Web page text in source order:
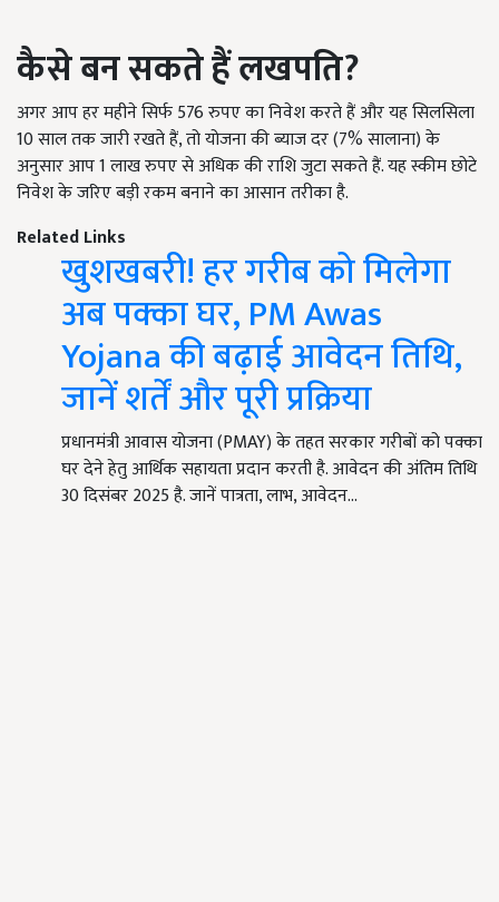
कैसे बन सकते हैं लखपति?
अगर आप हर महीने सिर्फ 576 रुपए का निवेश करते हैं और यह सिलसिला
10 साल तक जारी रखते हैं, तो योजना की ब्याज दर (7% सालाना) के
अनुसार आप 1 लाख रुपए से अधिक की राशि जुटा सकते हैं. यह स्कीम छोटे
निवेश के जरिए बड़ी रकम बनाने का आसान तरीका है.
Related Links
खुशखबरी! हर गरीब को मिलेगा
अब पक्का घर, PM Awas
Yojana की बढ़ाई आवेदन तिथि,
जानें शर्तें और पूरी प्रक्रिया
प्रधानमंत्री आवास योजना (PMAY) के तहत सरकार गरीबों को पक्का
घर देने हेतु आर्थिक सहायता प्रदान करती है. आवेदन की अंतिम तिथि
30 दिसंबर 2025 है. जानें पात्रता, लाभ, आवेदन…